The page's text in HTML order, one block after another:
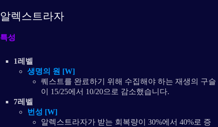
알렉스트라자
특성
1레벨
생명의 원 [W]
퀘스트를 완료하기 위해 수집해야 하는 재생의 구슬
이 15/25에서 10/20으로 감소했습니다.
7레벨
번성 [W]
알렉스트라자가 받는 회복량이 30%에서 40%로 증